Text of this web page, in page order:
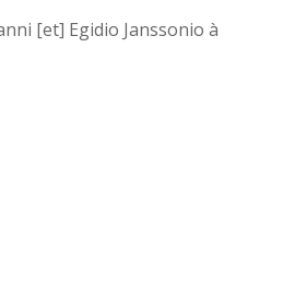
[et] Egidio Janssonio à